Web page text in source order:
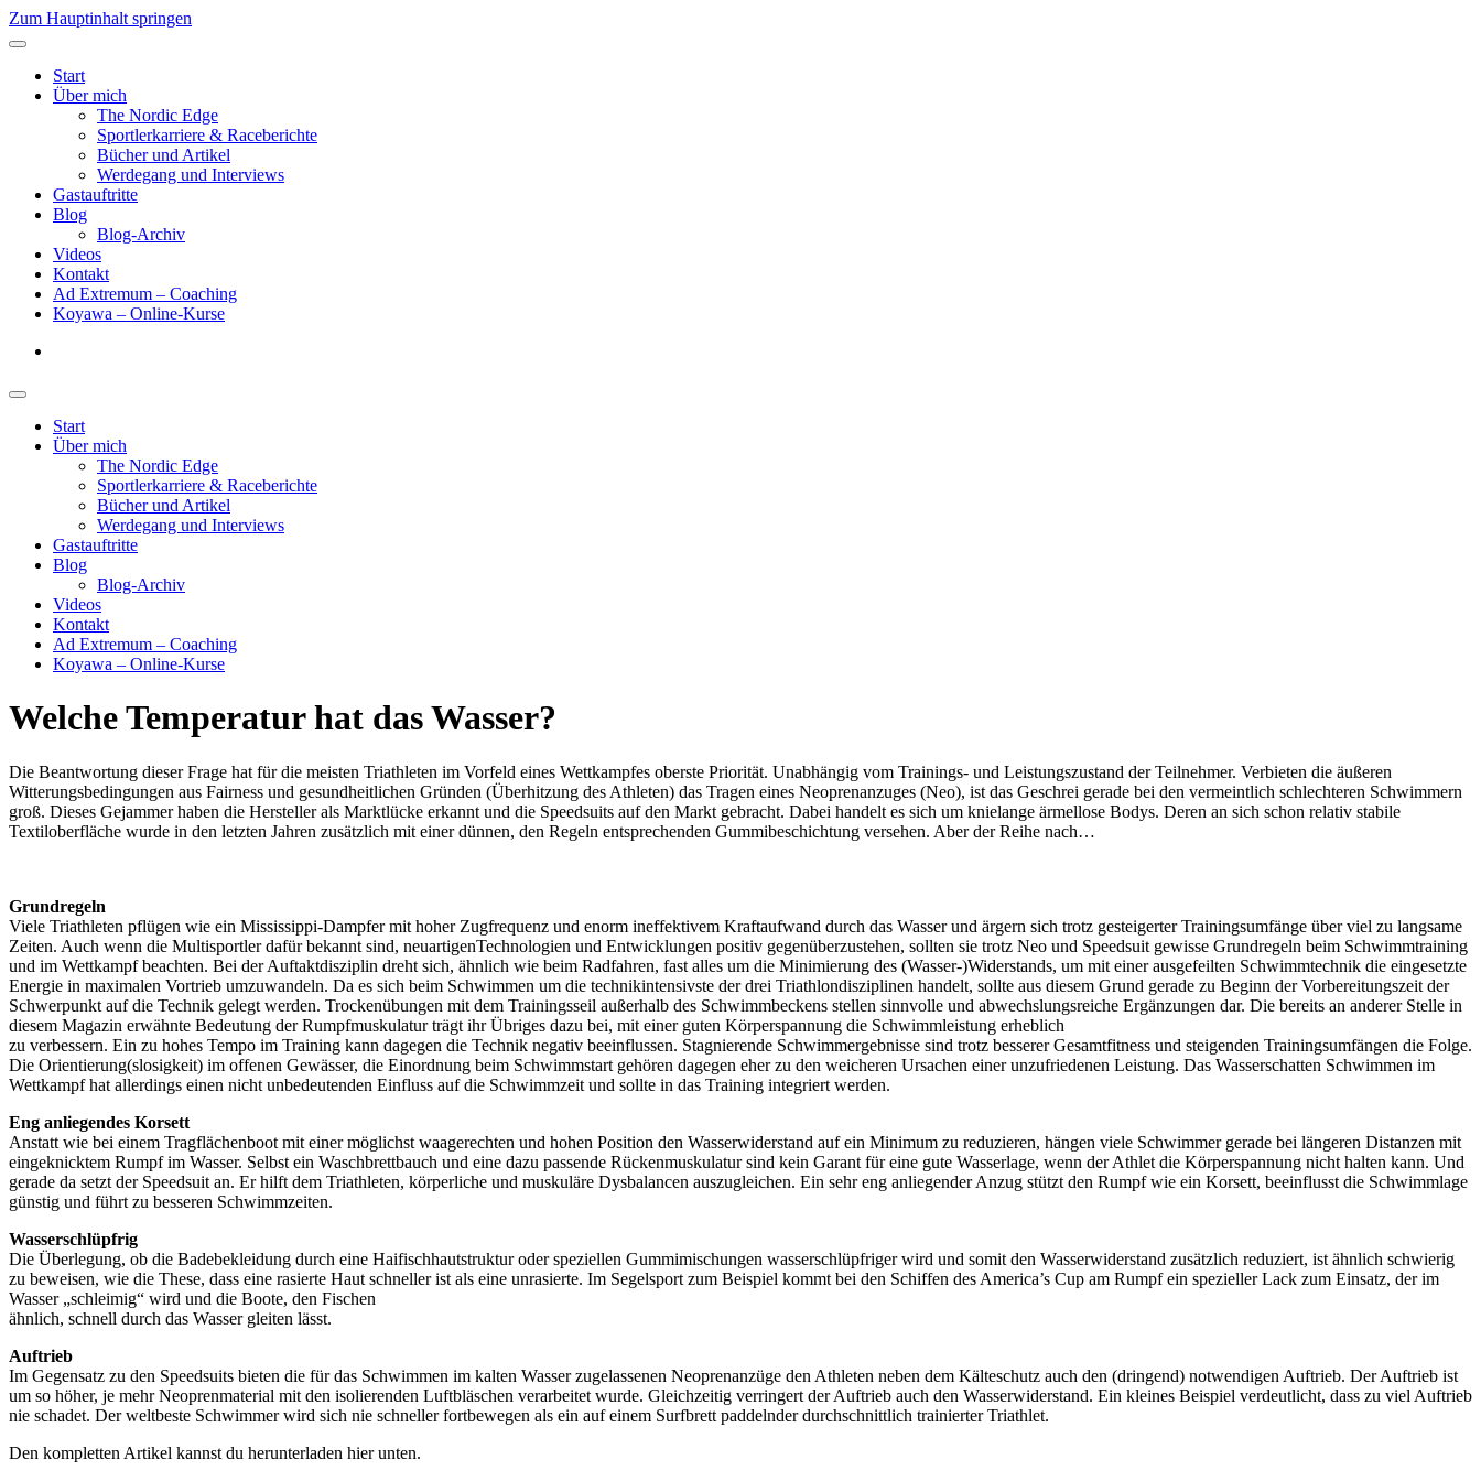
Zum Hauptinhalt springen
Start
Über mich
The Nordic Edge
Sportlerkarriere & Raceberichte
Bücher und Artikel
Werdegang und Interviews
Gastauftritte
Blog
Blog-Archiv
Videos
Kontakt
Ad Extremum – Coaching
Koyawa – Online-Kurse
Start
Über mich
The Nordic Edge
Sportlerkarriere & Raceberichte
Bücher und Artikel
Werdegang und Interviews
Gastauftritte
Blog
Blog-Archiv
Videos
Kontakt
Ad Extremum – Coaching
Koyawa – Online-Kurse
Welche Temperatur hat das Wasser?
Die Beantwortung dieser Frage hat für die meisten Triathleten im Vorfeld eines Wettkampfes oberste Priorität. Unabhängig vom Trainings- und Leistungszustand der Teilnehmer. Verbieten die äußeren
Witterungsbedingungen aus Fairness und gesundheitlichen Gründen (Überhitzung des Athleten) das Tragen eines Neoprenanzuges (Neo), ist das Geschrei gerade bei den vermeintlich schlechteren Schwimmern
groß. Dieses Gejammer haben die Hersteller als Marktlücke erkannt und die Speedsuits auf den Markt gebracht. Dabei handelt es sich um knielange ärmellose Bodys. Deren an sich schon relativ stabile
Textiloberfläche wurde in den letzten Jahren zusätzlich mit einer dünnen, den Regeln entsprechenden Gummibeschichtung versehen. Aber der Reihe nach…
Grundregeln
Viele Triathleten pflügen wie ein Mississippi-Dampfer mit hoher Zugfrequenz und enorm ineffektivem Kraftaufwand durch das Wasser und ärgern sich trotz gesteigerter Trainingsumfänge über viel zu langsame
Zeiten. Auch wenn die Multisportler dafür bekannt sind, neuartigenTechnologien und Entwicklungen positiv gegenüberzustehen, sollten sie trotz Neo und Speedsuit gewisse Grundregeln beim Schwimmtraining
und im Wettkampf beachten. Bei der Auftaktdisziplin dreht sich, ähnlich wie beim Radfahren, fast alles um die Minimierung des (Wasser-)Widerstands, um mit einer ausgefeilten Schwimmtechnik die eingesetzte
Energie in maximalen Vortrieb umzuwandeln. Da es sich beim Schwimmen um die technikintensivste der drei Triathlondisziplinen handelt, sollte aus diesem Grund gerade zu Beginn der Vorbereitungszeit der
Schwerpunkt auf die Technik gelegt werden. Trockenübungen mit dem Trainingsseil außerhalb des Schwimmbeckens stellen sinnvolle und abwechslungsreiche Ergänzungen dar. Die bereits an anderer Stelle in
diesem Magazin erwähnte Bedeutung der Rumpfmuskulatur trägt ihr Übriges dazu bei, mit einer guten Körperspannung die Schwimmleistung erheblich
zu verbessern. Ein zu hohes Tempo im Training kann dagegen die Technik negativ beeinflussen. Stagnierende Schwimmergebnisse sind trotz besserer Gesamtfitness und steigenden Trainingsumfängen die Folge.
Die Orientierung(slosigkeit) im offenen Gewässer, die Einordnung beim Schwimmstart gehören dagegen eher zu den weicheren Ursachen einer unzufriedenen Leistung. Das Wasserschatten Schwimmen im
Wettkampf hat allerdings einen nicht unbedeutenden Einfluss auf die Schwimmzeit und sollte in das Training integriert werden.
Eng anliegendes Korsett
Anstatt wie bei einem Tragflächenboot mit einer möglichst waagerechten und hohen Position den Wasserwiderstand auf ein Minimum zu reduzieren, hängen viele Schwimmer gerade bei längeren Distanzen mit
eingeknicktem Rumpf im Wasser. Selbst ein Waschbrettbauch und eine dazu passende Rückenmuskulatur sind kein Garant für eine gute Wasserlage, wenn der Athlet die Körperspannung nicht halten kann. Und
gerade da setzt der Speedsuit an. Er hilft dem Triathleten, körperliche und muskuläre Dysbalancen auszugleichen. Ein sehr eng anliegender Anzug stützt den Rumpf wie ein Korsett, beeinflusst die Schwimmlage
günstig und führt zu besseren Schwimmzeiten.
Wasserschlüpfrig
Die Überlegung, ob die Badebekleidung durch eine Haifischhautstruktur oder speziellen Gummimischungen wasserschlüpfriger wird und somit den Wasserwiderstand zusätzlich reduziert, ist ähnlich schwierig
zu beweisen, wie die These, dass eine rasierte Haut schneller ist als eine unrasierte. Im Segelsport zum Beispiel kommt bei den Schiffen des America’s Cup am Rumpf ein spezieller Lack zum Einsatz, der im
Wasser „schleimig“ wird und die Boote, den Fischen
ähnlich, schnell durch das Wasser gleiten lässt.
Auftrieb
Im Gegensatz zu den Speedsuits bieten die für das Schwimmen im kalten Wasser zugelassenen Neoprenanzüge den Athleten neben dem Kälteschutz auch den (dringend) notwendigen Auftrieb. Der Auftrieb ist
um so höher, je mehr Neoprenmaterial mit den isolierenden Luftbläschen verarbeitet wurde. Gleichzeitig verringert der Auftrieb auch den Wasserwiderstand. Ein kleines Beispiel verdeutlicht, dass zu viel Auftrieb
nie schadet. Der weltbeste Schwimmer wird sich nie schneller fortbewegen als ein auf einem Surfbrett paddelnder durchschnittlich trainierter Triathlet.
Den kompletten Artikel kannst du herunterladen hier unten.